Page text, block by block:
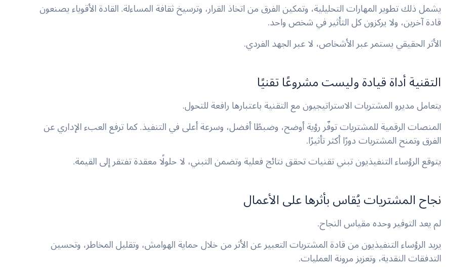
يشمل ذلك تطوير المهارات التحليلية، وتمكين الفرق من اتخاذ القرار، وترسيخ ثقافة المساءلة. القادة الأقوياء يصنعون
قادة آخرين، ولا يركزون كل التأثير في شخص واحد.
الأثر الحقيقي يستمر عبر الأشخاص، لا عبر الجهد الفردي.
التقنية أداة قيادة وليست مشروعًا تقنيًا
يتعامل مديرو المشتريات الاستراتيجيون مع التقنية باعتبارها رافعة للتحول.
المنصات الرقمية للمشتريات توفّر رؤية أوضح، وضبطًا أفضل، وسرعة أعلى في التنفيذ. كما ترفع العبء الإداري عن
الفرق وتمنح المشتريات دورًا أكثر تأثيرًا.
يتوقع الرؤساء التنفيذيون تبني تقنيات تحقق نتائج فعلية وتضمن التبني، لا حلولًا معقدة تفتقر إلى القيمة.
نجاح المشتريات يُقاس بأثرها على الأعمال
لم يعد التوفير وحده مقياس النجاح.
يريد الرؤساء التنفيذيون من قادة المشتريات التعبير عن الأثر من خلال حماية الهوامش، وتقليل المخاطر، وتحسين
التدفقات النقدية، وتعزيز مرونة العمليات.